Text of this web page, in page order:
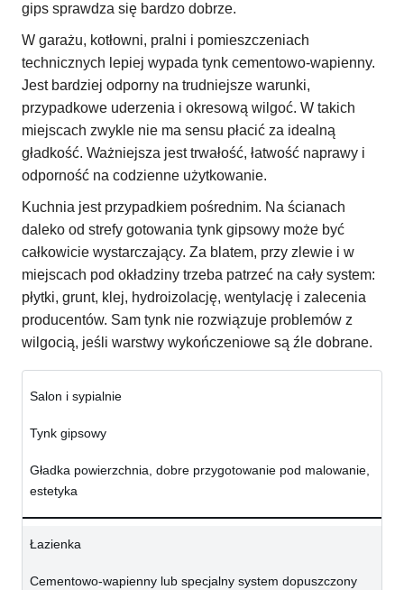
gips sprawdza się bardzo dobrze.
W garażu, kotłowni, pralni i pomieszczeniach
technicznych lepiej wypada tynk cementowo-wapienny.
Jest bardziej odporny na trudniejsze warunki,
przypadkowe uderzenia i okresową wilgoć. W takich
miejscach zwykle nie ma sensu płacić za idealną
gładkość. Ważniejsza jest trwałość, łatwość naprawy i
odporność na codzienne użytkowanie.
Kuchnia jest przypadkiem pośrednim. Na ścianach
daleko od strefy gotowania tynk gipsowy może być
całkowicie wystarczający. Za blatem, przy zlewie i w
miejscach pod okładziny trzeba patrzeć na cały system:
płytki, grunt, klej, hydroizolację, wentylację i zalecenia
producentów. Sam tynk nie rozwiązuje problemów z
wilgocią, jeśli warstwy wykończeniowe są źle dobrane.
Salon i sypialnie
Tynk gipsowy
Gładka powierzchnia, dobre przygotowanie pod malowanie,
estetyka
Łazienka
Cementowo-wapienny lub specjalny system dopuszczony